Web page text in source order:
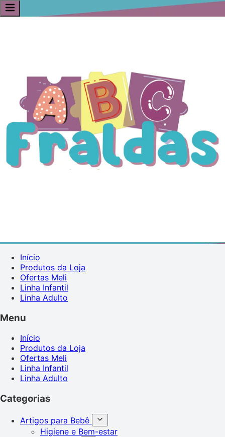
Início
Produtos da Loja
Ofertas Meli
Linha Infantil
Linha Adulto
Menu
Início
Produtos da Loja
Ofertas Meli
Linha Infantil
Linha Adulto
Categorias
Artigos para Bebê
Higiene e Bem-estar